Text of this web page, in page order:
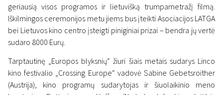
geriausią visos programos ir lietuvišką trumpametražį filmą.
Iškilmingos ceremonijos metu jiems bus įteikti Asociacijos LATGA
bei Lietuvos kino centro įsteigti piniginiai prizai – bendra jų vertė
sudaro 8000 Eurų.
Tarptautinę „Europos blyksnių“ žiuri šiais metais sudarys Linco
kino festivalio „Crossing Europe“ vadovė Sabine Gebetsroither
(Austrija), kino programų sudarytojas ir šiuolaikinio meno